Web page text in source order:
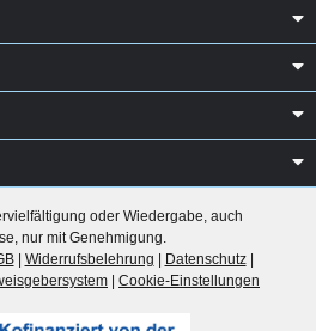
oder Wiedergabe, auch
nur mit Genehmigung.
| Widerrufsbelehrung | Datenschutz|
| Cookie-Einstellungen